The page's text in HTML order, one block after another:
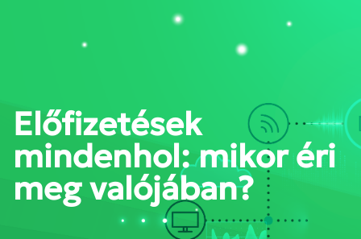
PORTÁL BELÉPÉS
Előfizetések
mindenhol: mikor éri
meg valójában?